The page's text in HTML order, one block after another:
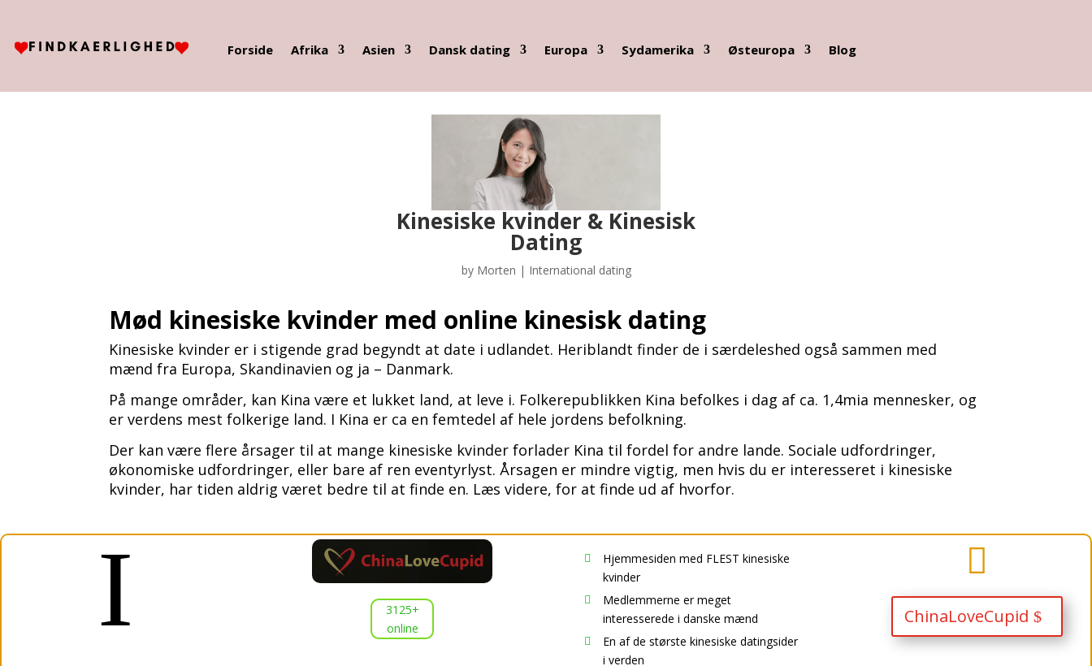
Forside Afrika Asien Dansk dating Europa Sydamerika Østeuropa Blog
Kinesiske kvinder & Kinesisk
Dating
by Morten | International dating
Mød kinesiske kvinder med online kinesisk dating
Kinesiske kvinder er i stigende grad begyndt at date i udlandet. Heriblandt finder de i særdeleshed også sammen med
mænd fra Europa, Skandinavien og ja – Danmark.
På mange områder, kan Kina være et lukket land, at leve i. Folkerepublikken Kina befolkes i dag af ca. 1,4mia mennesker, og
er verdens mest folkerige land. I Kina er ca en femtedel af hele jordens befolkning.
Der kan være flere årsager til at mange kinesiske kvinder forlader Kina til fordel for andre lande. Sociale udfordringer,
økonomiske udfordringer, eller bare af ren eventyrlyst. Årsagen er mindre vigtig, men hvis du er interesseret i kinesiske
kvinder, har tiden aldrig været bedre til at finde en. Læs videre, for at finde ud af hvorfor.
I
3125+
online

Hjemmesiden med FLEST kinesiske
kvinder

Medlemmerne er meget
interesserede i danske mænd

En af de største kinesiske datingsider
i verden

ChinaLoveCupid